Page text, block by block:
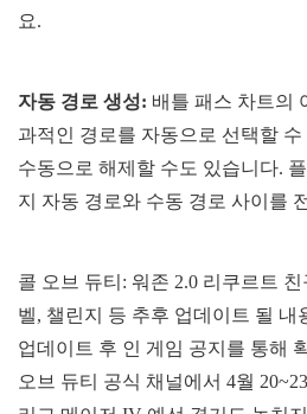
요.
자동 경로 생성: 배틀 패스 차트의
과적인 경로를 자동으로 선택할
수동으로 해제할 수도 있습니다.
지 자동 경로와 수동 경로 사이를
콜 오브 듀티: 워존 2.0 리쿠르트
벨, 챌린지 등 추후 업데이트 될 내
업데이트 후 인 게임 공지를 통해
오브 듀티 공식 채널에서 4월